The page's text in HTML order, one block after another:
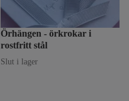
Örhängen - örkrokar i
rostfritt stål
Slut i lager